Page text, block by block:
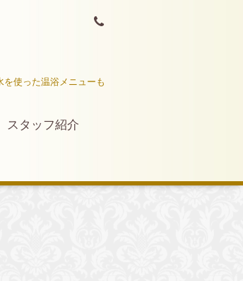
使った温浴メニューも
スタッフ紹介